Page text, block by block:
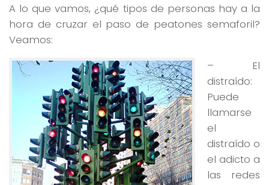
A lo que vamos, ¿qué tipos de personas hay a la
hora de cruzar el paso de peatones semaforil?
Veamos:
– El
distraído:
Puede
llamarse
el
distraído o
el adicto a
las redes